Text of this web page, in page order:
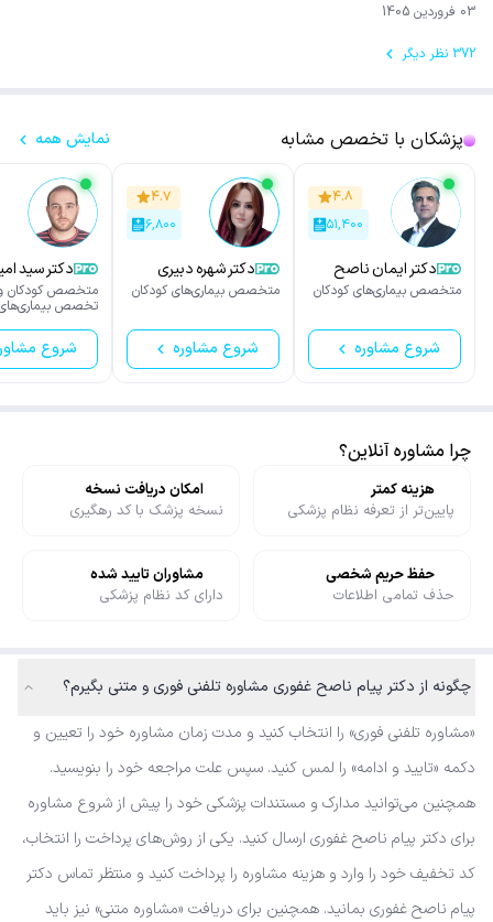
03 فروردین 1405
372 نظر دیگر
پزشکان با تخصص مشابه نمایش همه
۴.۸
۵۱,۴۰۰
دکتر ایمان ناصح
متخصص بیماری‌های کودکان
شروع مشاوره
۴.۷
۶,۸۰۰
دکتر شهره دبیری
متخصص بیماری‌های کودکان
شروع مشاوره
دکتر سید
جزایری
متخصص کودکان
تخصص
کودکان)
شروع
چرا مشاوره آنلاین؟
هزینه کمتر
پایین‌تر از تعرفه نظام پزشکی
امکان دریافت نسخه
نسخه پزشک با کد رهگیری
حفظ حریم شخصی
حذف تمامی اطلاعات
مشاوران تایید شده
دارای کد نظام پزشکی
چگونه از دکتر پیام ناصح غفوری مشاوره تلفنی فوری و متنی بگیرم؟
«مشاوره تلفنی فوری» را انتخاب کنید و مدت زمان مشاوره خود را تعیین و
دکمه «تایید و ادامه» را لمس کنید. سپس علت مراجعه خود را بنویسید.
همچنین می‌توانید مدارک و مستندات پزشکی خود را پیش از شروع مشاوره
برای دکتر پیام ناصح غفوری ارسال کنید. یکی از روش‌های پرداخت را انتخاب،
کد تخفیف خود را وارد و هزینه مشاوره را پرداخت کنید و منتظر تماس دکتر
پیام ناصح غفوری بمانید. همچنین برای دریافت «مشاوره متنی» نیز باید